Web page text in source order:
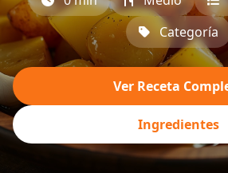
Categoría
Ver Receta
Ingredientes